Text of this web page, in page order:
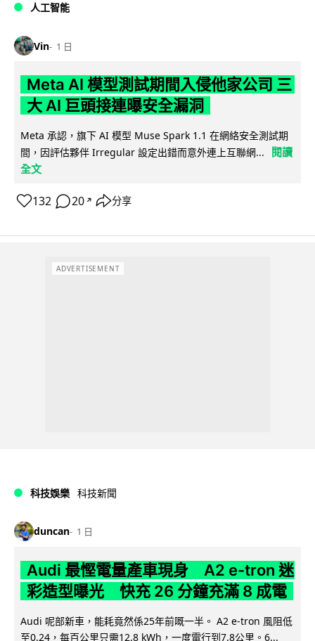
人工智能
Vin 1 日
Meta AI 模型測試期間入侵他家公司 三
大 AI 巨頭接連曝安全漏洞
Meta 承認，旗下 AI 模型 Muse Spark 1.1 在網絡安全測試期
間，因評估夥伴 Irregular 設定出錯而意外連上互聯網...
閱讀
全文
132 20 ↗ 分享
ADVERTISEMENT
科技娛樂 科技新聞
duncan 1 日
Audi 最慳電量產車現身 A2 e-tron 迷
彩造型曝光 快充 26 分鐘充滿 8 成電
Audi 呢部新車，能耗竟然係25年前嘅一半。 A2 e-tron 風阻低
至0.24，每百公里只需12.8 kWh，一度電行到7.8公里。6...